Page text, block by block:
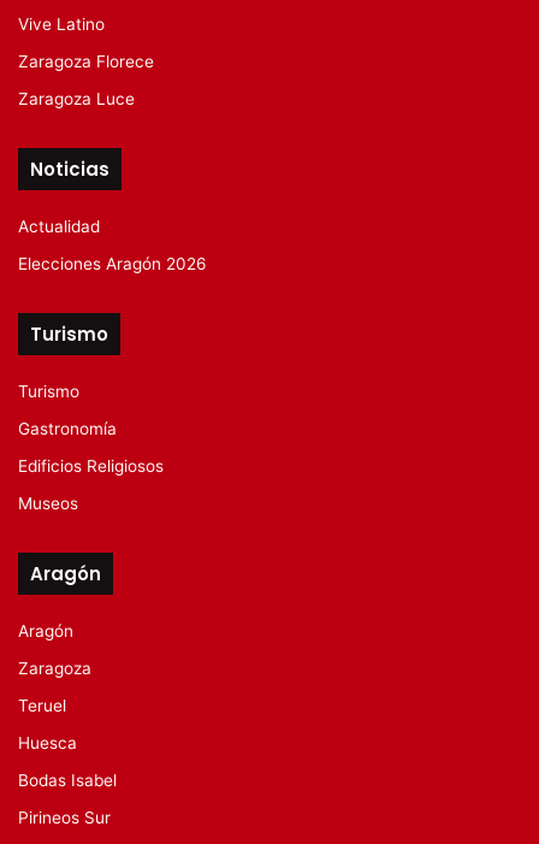
Vive Latino
Zaragoza Florece
Zaragoza Luce
Noticias
Actualidad
Elecciones Aragón 2026
Turismo
Turismo
Gastronomía
Edificios Religiosos
Museos
Aragón
Aragón
Zaragoza
Teruel
Huesca
Bodas Isabel
Pirineos Sur